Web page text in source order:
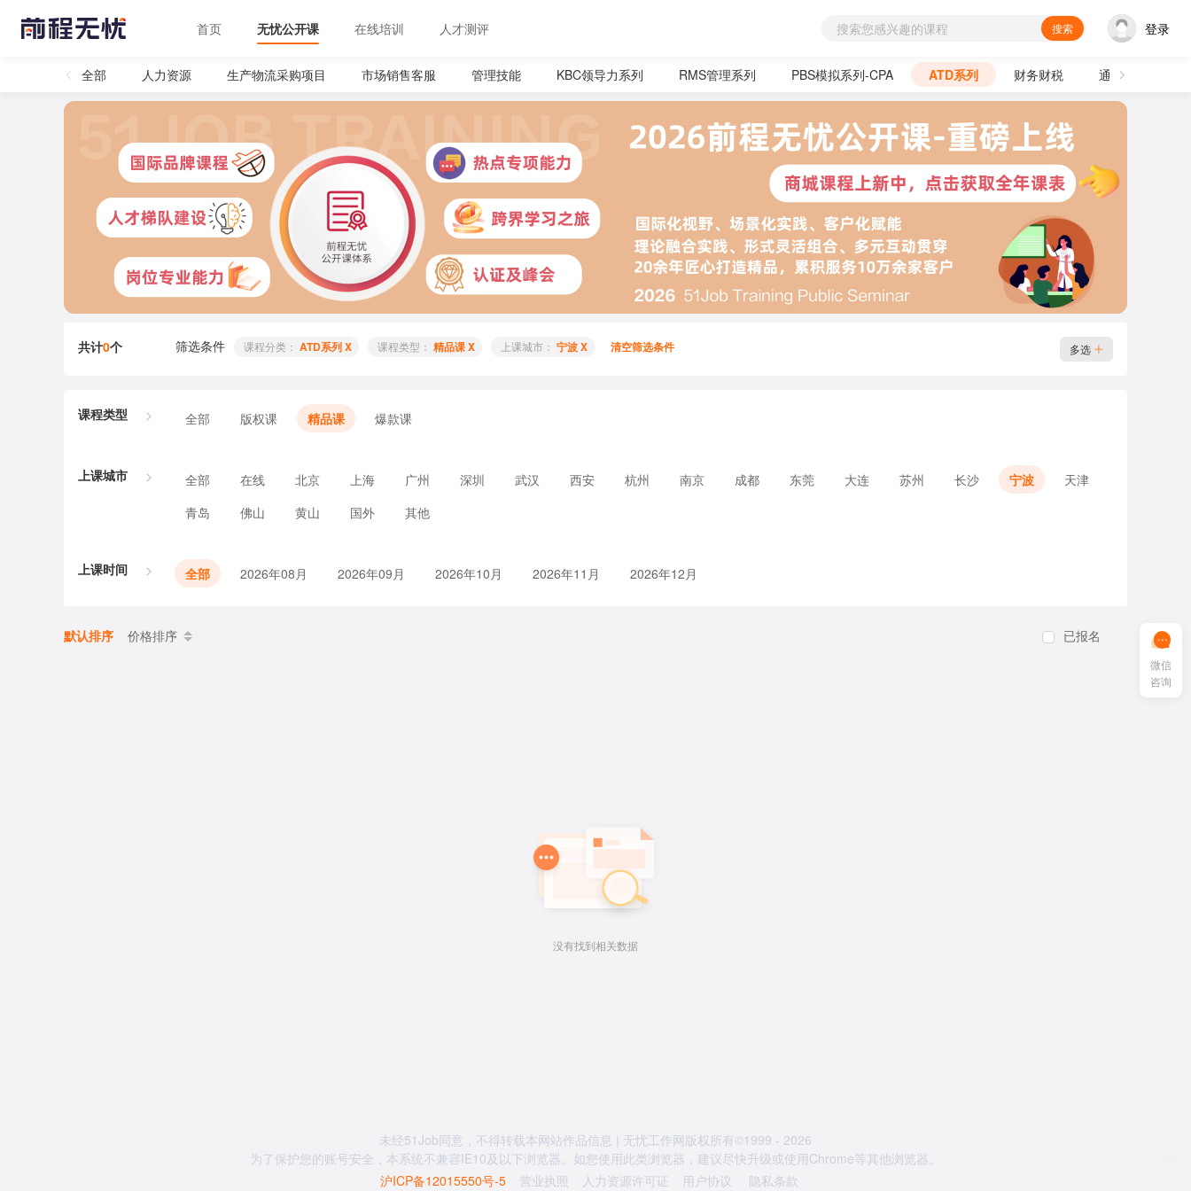
首页 无忧公开课 在线培训 人才测评 搜索 登录
全部 人力资源 生产物流采购项目 市场销售客服 管理技能 KBC领导力系列 RMS管理系列 PBS模拟系列-CPA ATD系列 财务财税 通用技能
共计0个 筛选条件 课程分类： ATD系列 X 课程类型： 精品课 X 上课城市： 宁波 X 清空筛选条件 多选
课程类型 全部 版权课 精品课 爆款课
上课城市 全部 在线 北京 上海 广州 深圳 武汉 西安 杭州 南京 成都 东莞 大连 苏州 长沙 宁波
天津
青岛
佛山 黄山 国外 其他
上课时间 全部 2026年08月 2026年09月 2026年10月 2026年11月 2026年12月
默认排序 价格排序 已报名
没有找到相关数据
未经51Job同意，不得转载本网站作品信息 | 无忧工作网版权所有©1999 - 2026
为了保护您的账号安全，本系统不兼容IE10及以下浏览器。如您使用此类浏览器，建议尽快升级或使用Chrome等其他浏览器。
沪ICP备12015550号-5
营业执照 人力资源许可证 用户协议 隐私条款
微信
咨询